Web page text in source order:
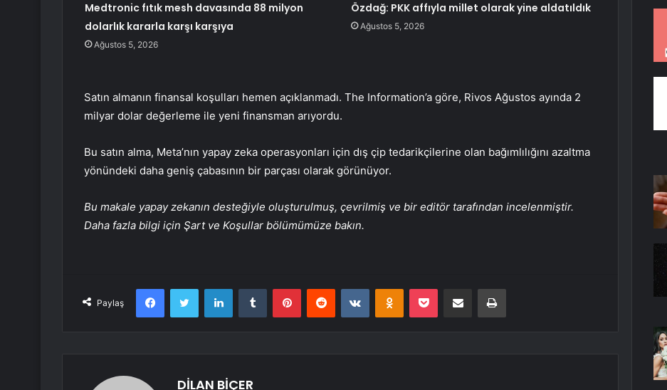
Medtronic fıtık mesh davasında 88 milyon
dolarlık kararla karşı karşıya
Ağustos 5, 2026
Özdağ: PKK affıyla millet olarak yine aldatıldık
Ağustos 5, 2026
Satın almanın finansal koşulları hemen açıklanmadı. The Information’a göre, Rivos Ağustos ayında 2
milyar dolar değerleme ile yeni finansman arıyordu.
Bu satın alma, Meta’nın yapay zeka operasyonları için dış çip tedarikçilerine olan bağımlılığını azaltma
yönündeki daha geniş çabasının bir parçası olarak görünüyor.
Bu makale yapay zekanın desteğiyle oluşturulmuş, çevrilmiş ve bir editör tarafından incelenmiştir.
Daha fazla bilgi için Şart ve Koşullar bölümümüze bakın.
Paylaş
FacebookTwitter LinkedInTumblr PinterestReddit VKontakteOdnoklassniki
Pocket E-Posta ile paylaş Yazdır
DİLAN BİÇER